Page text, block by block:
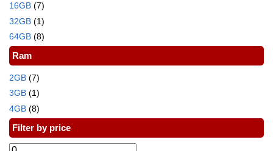
16GB (7)
32GB (1)
64GB (8)
Ram
2GB (7)
3GB (1)
4GB (8)
Filter by price